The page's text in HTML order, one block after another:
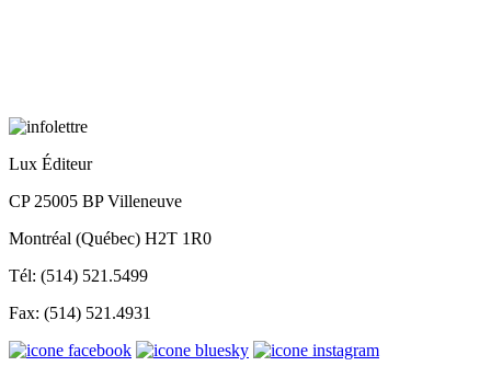
Lux Éditeur
CP 25005 BP Villeneuve
Montréal (Québec) H2T 1R0
Tél: (514) 521.5499
Fax: (514) 521.4931